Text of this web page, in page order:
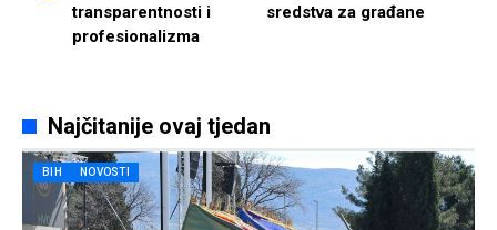
transparentnosti i
profesionalizma
sredstva za građane
Najčitanije ovaj tjedan
BIH NOVOSTI